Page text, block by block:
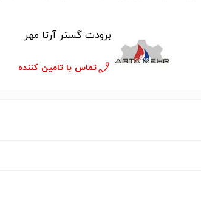
برودت گستر آرتا مهر
تماس با تامین کننده